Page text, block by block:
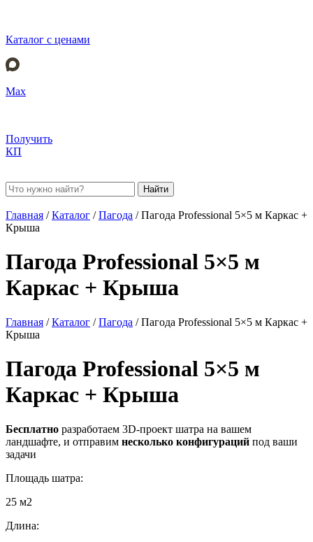
Каталог с ценами
Max
Получить
КП
Найти
Главная /Каталог /Пагода /Пагода Professional 5×5 м Каркас +
Крыша
Пагода Professional 5×5 м
Каркас + Крыша
Главная /Каталог /Пагода /Пагода Professional 5×5 м Каркас +
Крыша
Пагода Professional 5×5 м
Каркас + Крыша
Бесплатно разработаем 3D-проект шатра на вашем
ландшафте, и отправим несколько конфигураций под ваши
задачи
Площадь шатра:
25 м2
Длина: